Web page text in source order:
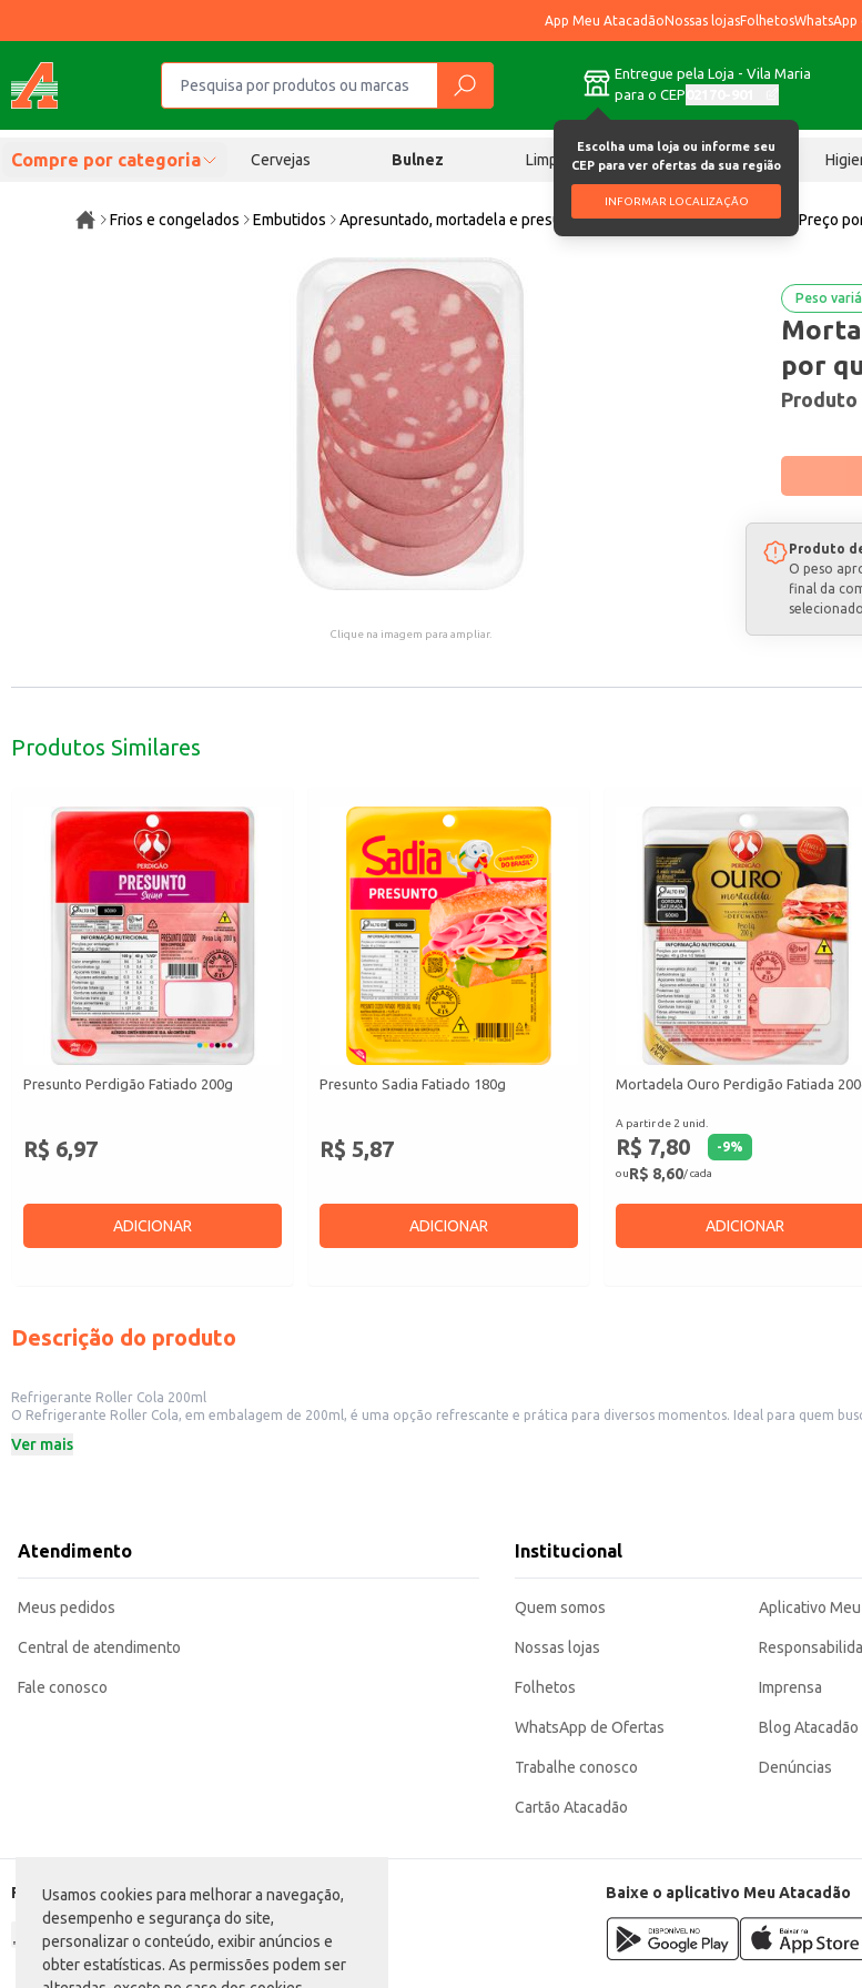
Usamos cookies para melhorar a navegação,
desempenho e segurança do site,
personalizar o conteúdo, exibir anúncios e
obter estatísticas. As permissões podem ser
App Meu AtacadãoNossas lojasFolhetos
Entregue pela Loja - Vila Maria
para o CEP
Escolha uma loja ou informe seu
CEP para ver ofertas da sua região
INFORMAR LOCALIZAÇÃO
Compre por categoria Cervejas Bulnez Limpeza Chocolates
Frios e congelados Embutidos Apresuntado, mortadela e presunto Mortadela Ouro Perdigão Fat Preço
Clique na imagem para ampliar.
Peso
por
Produto
O peso
final da
Produtos Similares
Presunto Perdigão Fatiado 200g
R$ 6,97
ADICIONAR
Presunto Sadia Fatiado 180g
R$ 5,87
ADICIONAR
Mortadela Ouro Perdigão Fatiada
A partir de 2 unid.
R$ 7,80 -9%
ouR$ 8,60/ cada
ADICIONAR
Descrição do produto
Refrigerante Roller Cola 200ml
O Refrigerante Roller Cola, em embalagem de 200ml, é uma opção refrescante e prática para diversos momentos. Ideal para quem
Dicas de Uso:
Ver mais
Atendimento
Meus pedidos
Central de atendimento
Fale conosco
Institucional
Quem somos
Nossas lojas
Folhetos
WhatsApp de Ofertas
Trabalhe conosco
Cartão Atacadão
Aplicativo
Imprensa
Blog Atacadão
Denúncias
Formas de pagamento Baixe o aplicativo Meu Atacadão